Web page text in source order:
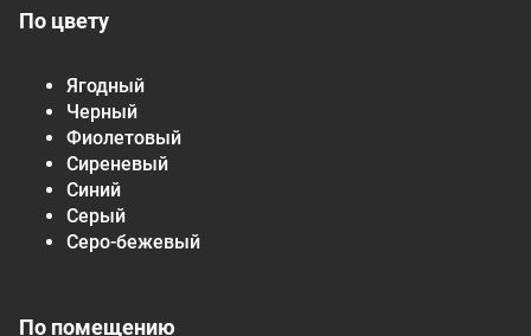
По цвету
Ягодный
Черный
Фиолетовый
Сиреневый
Синий
Серый
Серо-бежевый
По помещению